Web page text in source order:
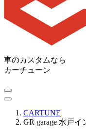
車のカスタムなら
カーチューン
CARTUNE
GR garage 水戸イ